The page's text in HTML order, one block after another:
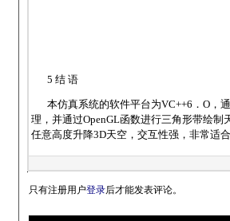
5 结 语
本仿真系统的软件平台为VC++6．O，
理，并通过OpenGL函数进行三角形带绘
任意高度升降3D天空，交互性强，非常适
只有注册用户登录后才能发表评论。